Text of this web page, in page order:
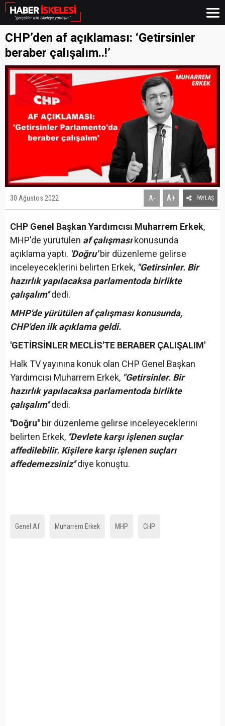
CHP’den af açıklaması: ‘Getirsinler
beraber çalışalım..!’
30 Ağustos 2022 A- A+ PAYLAŞ
CHP Genel Başkan Yardımcısı Muharrem Erkek,
MHP'de yürütülen af çalışmasıkonusunda
açıklama yaptı. 'Doğru'bir düzenleme gelirse
inceleyeceklerini belirten Erkek, "Getirsinler. Bir
hazırlık yapılacaksa parlamentoda birlikte
çalışalım'' dedi.
MHP'de yürütülen af çalışması konusunda,
CHP'den ilk açıklama geldi.
'GETİRSİNLER MECLİS'TE BERABER ÇALIŞALIM'
Halk TV yayınına konuk olan CHP Genel Başkan
Yardımcısı Muharrem Erkek, "Getirsinler. Bir
hazırlık yapılacaksa parlamentoda birlikte
çalışalım''dedi.
''Doğru'' bir düzenleme gelirse inceleyeceklerini
belirten Erkek, ''Devlete karşı işlenen suçlar
affedilebilir. Kişilere karşı işlenen suçları
affedemezsiniz'' diye konuştu.
Genel Af Muharrem Erkek MHP CHP